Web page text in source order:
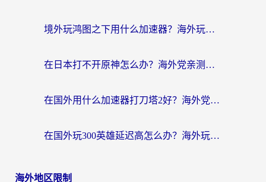
境外玩鸿图之下用什么加速器？海外玩家必看的国服游戏加速全攻略
在日本打不开原神怎么办？海外党亲测有效的国服游戏加速指南
在国外用什么加速器打刀塔2好？海外党国服游戏加速避坑指南
在国外玩300英雄延迟高怎么办？海外玩家亲测有效的加速器选择指南
海外地区限制